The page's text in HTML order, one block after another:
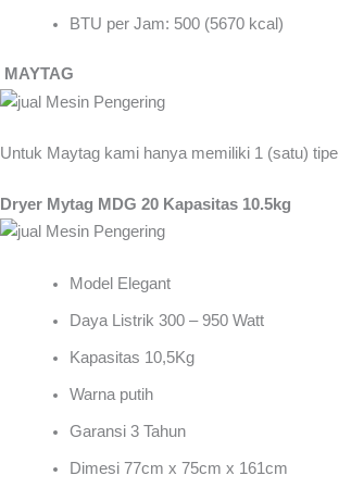
BTU per Jam: 500 (5670 kcal)
MAYTAG
Untuk Maytag kami hanya memiliki 1 (satu) tipe
Dryer Mytag MDG 20 Kapasitas 10.5kg
Model Elegant
Daya Listrik 300 – 950 Watt
Kapasitas 10,5Kg
Warna putih
Garansi 3 Tahun
Dimesi 77cm x 75cm x 161cm